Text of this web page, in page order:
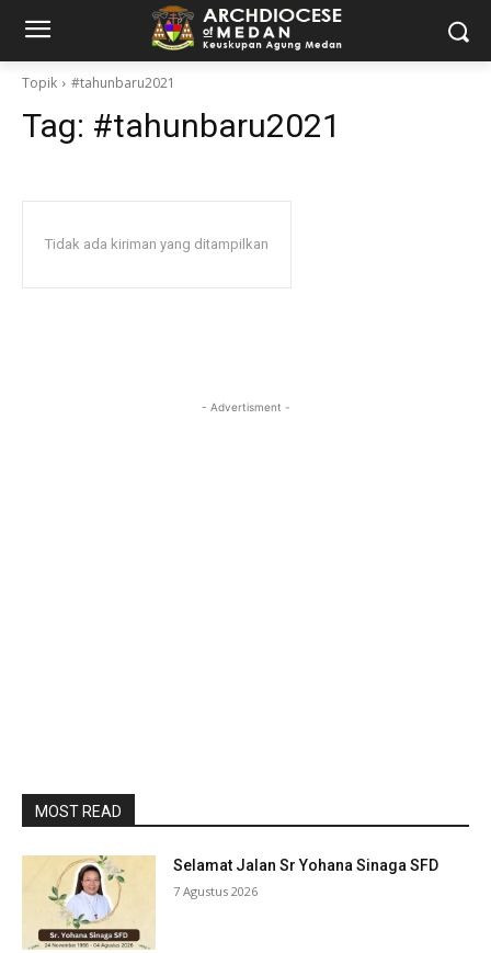
Topik #tahunbaru2021
Tag: #tahunbaru2021
Tidak ada kiriman yang ditampilkan
- Advertisment -
MOST READ
Selamat Jalan Sr Yohana Sinaga SFD
7 Agustus 2026